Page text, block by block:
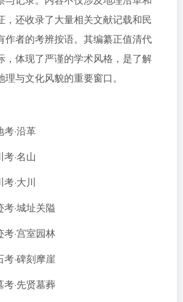
，还收录了大量相关文献记载和民
作者的考辨按语。其编纂正值清代
，体现了严谨的学术风格，是了解
与文化风貌的重要窗口。
·沿革
·名山
·大川
·城址关隘
·宫室园林
·碑刻摩崖
·先贤墓葬